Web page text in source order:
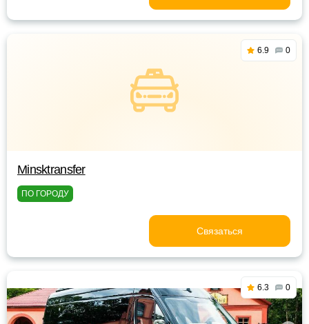
6.9 0
Minsktransfer
ПО ГОРОДУ
Связаться
6.3 0